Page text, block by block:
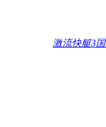
激流快艇3